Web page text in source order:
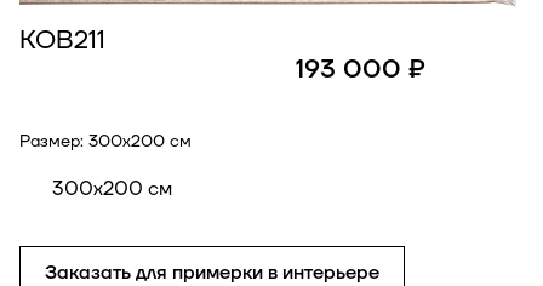
КОВ211
Размер: 300x200 см
300x200 см
Заказать для примерки в интерьере
193 000 ₽